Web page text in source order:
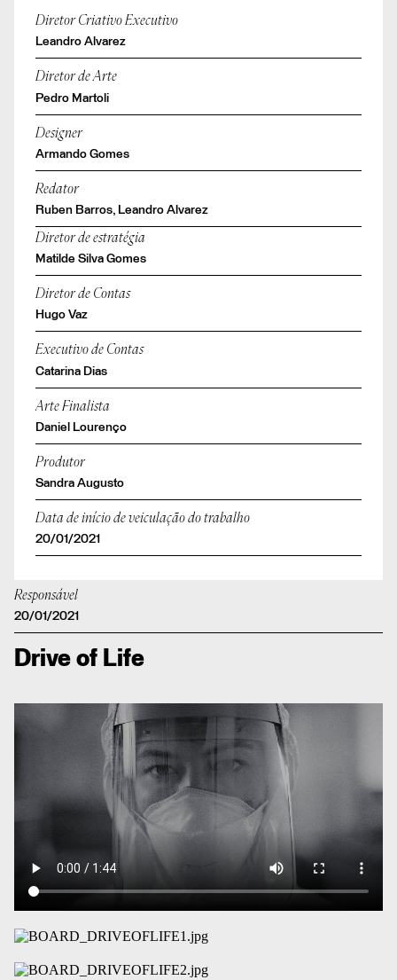
Diretor Criativo Executivo
Leandro Alvarez
Diretor de Arte
Pedro Martoli
Designer
Armando Gomes
Redator
Ruben Barros, Leandro Alvarez
Diretor de estratégia
Matilde Silva Gomes
Diretor de Contas
Hugo Vaz
Executivo de Contas
Catarina Dias
Arte Finalista
Daniel Lourenço
Produtor
Sandra Augusto
Data de início de veiculação do trabalho
20/01/2021
Responsável
20/01/2021
Drive of Life